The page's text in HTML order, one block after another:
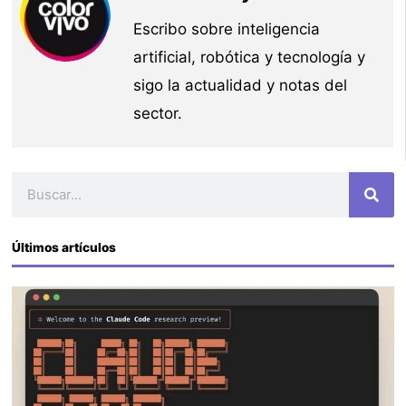
Escribo sobre inteligencia
artificial, robótica y tecnología y
sigo la actualidad y notas del
sector.
Últimos artículos